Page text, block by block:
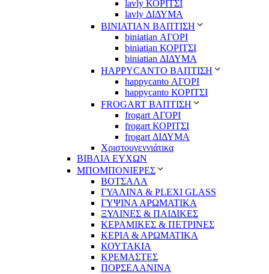
lavly ΚΟΡΙΤΣΙ
lavly ΔΙΔΥΜΑ
ΒΙΝΙΑΤΙΑΝ ΒΑΠΤΙΣΗ
biniatian ΑΓΟΡΙ
biniatian ΚΟΡΙΤΣΙ
biniatian ΔΙΔΥΜΑ
HAPPYCANTO ΒΑΠΤΙΣΗ
happycanto ΑΓΟΡΙ
happycanto ΚΟΡΙΤΣΙ
FROGART ΒΑΠΤΙΣΗ
frogart ΑΓΟΡΙ
frogart ΚΟΡΙΤΣΙ
frogart ΔΙΔΥΜΑ
Χριστουγεννιάτικα
ΒΙΒΛΙΑ ΕΥΧΩΝ
ΜΠΟΜΠΟΝΙΕΡΕΣ
ΒΟΤΣΑΛΑ
ΓΥΑΛΙΝΑ & PLEXI GLASS
ΓΥΨΙΝΑ ΑΡΩΜΑΤΙΚΑ
ΞΥΛΙΝΕΣ & ΠΑΙΔΙΚΕΣ
ΚΕΡΑΜΙΚΕΣ & ΠΕΤΡΙΝΕΣ
ΚΕΡΙΑ & ΑΡΩΜΑΤΙΚΑ
ΚΟΥΤΑΚΙΑ
ΚΡΕΜΑΣΤΕΣ
ΠΟΡΣΕΛΑΝΙΝΑ